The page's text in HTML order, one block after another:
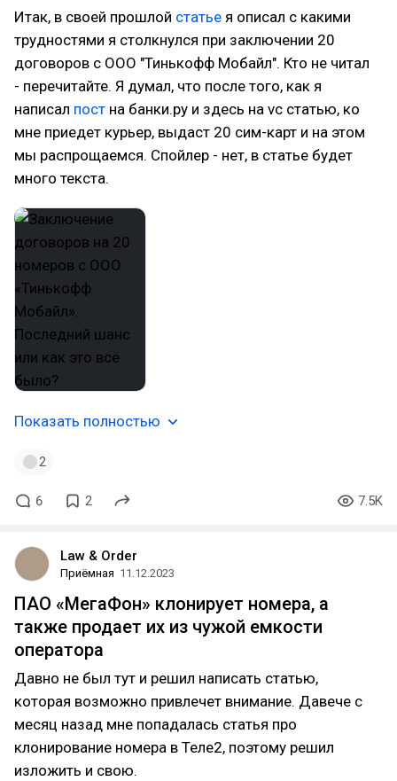
Итак, в своей прошлой статье я описал с какими
трудностями я столкнулся при заключении 20
договоров с ООО "Тинькофф Мобайл". Кто не читал
- перечитайте. Я думал, что после того, как я
написал пост на банки.ру и здесь на vc статью, ко
мне приедет курьер, выдаст 20 сим-карт и на этом
мы распрощаемся. Спойлер - нет, в статье будет
много текста.
Показать полностью
2
6 2 7.5K
Law & Order
Приёмная 11.12.2023
ПАО «МегаФон» клонирует номера, а
также продает их из чужой емкости
оператора
Давно не был тут и решил написать статью,
которая возможно привлечет внимание. Давече с
месяц назад мне попадалась статья про
клонирование номера в Теле2, поэтому решил
изложить и свою.